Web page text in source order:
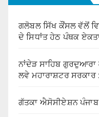
ਗਲੋਬਲ ਸਿੱਖ ਕੌਂਸਲ ਵੱਲੋਂ
ਦੇ ਸਿਧਾਂਤ ਹੇਠ ਪੰਥਕ
ਨਾਂਦੇੜ ਸਾਹਿਬ ਗੁਰਦੁਆਰਾ
ਲਵੇ ਮਹਾਰਾਸ਼ਟਰ
ਗੱਤਕਾ ਐਸੋਸੀਏਸ਼ਨ